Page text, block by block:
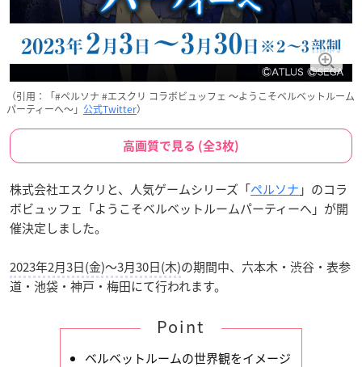
（引用：「#ペルソナ #エスクリ コラボビュッフェ 〜ようこそベルベットルーム
パーティーへ〜」 公式Twitter）
高画質で見る (全3枚)
株式会社エスクリと、人気ゲームシリーズ「ペルソナ 」のコラ
ボビュッフェ「ようこそベルベットルームパーティーへ」が開
催決定しました。
2023年2月3日(金)〜3月30日(木)の期間中、六本木・渋谷・表参
道・池袋・神戸・梅田にて行われます。
Point
ベルベットルームの世界観をイメージ